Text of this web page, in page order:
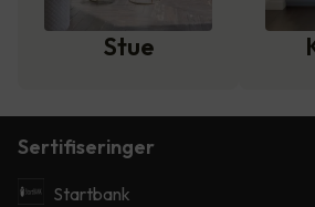
Stue
Sertifiseringer
Startbank